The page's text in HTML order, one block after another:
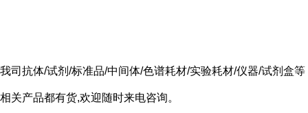
我司抗体/试剂/标准品/中间体/色谱耗材/实验耗材/仪器/试剂盒等
相关产品都有货,欢迎随时来电咨询。